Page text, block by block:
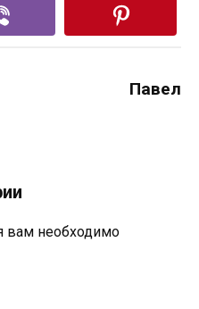
Павел
вам необходимо